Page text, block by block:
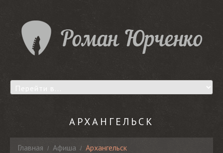
АРХАНГЕЛЬСК
Главная Афиша Архангельск